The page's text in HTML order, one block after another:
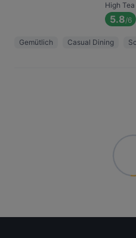
High Tea
5.8/6
Gemütlich Casual Dining